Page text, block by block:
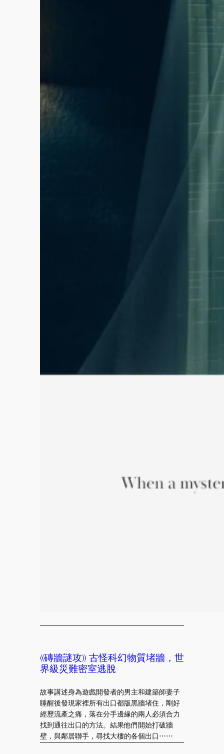
《磚牆謎攻》 古怪科幻物質堵牆，世
界級災難密室逃脫
故事講述身為遊戲開發者的男主和建築師妻子
睡醒後發現家裡所有出口都版黑牆堵住，剛好
經歷流產之痛，落在分手邊緣的兩人必須合力
找到通往出口的方法。結果他們開始打破牆
壁，與鄰居聯手，尋找大樓的各個出口⋯⋯